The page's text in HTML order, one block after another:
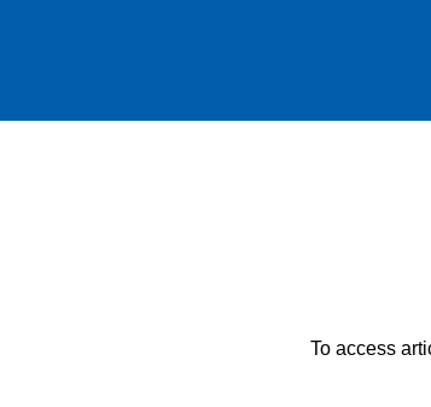
To access